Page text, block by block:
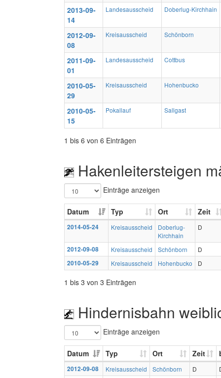
2013-09-
14
Landesausscheid Doberlug-Kirchhain
2012-09-
08
Kreisausscheid Schönborn
2011-09-
01
Landesausscheid Cottbus
2010-05-
29
Kreisausscheid Hohenbucko
2010-05-
15
Pokallauf Sallgast
1 bis 6 von 6 Einträgen
Hakenleitersteigen
Einträge anzeigen
Datum Typ Ort Zeit
2014-05-24 Kreisausscheid
Doberlug-
Kirchhain
D
2012-09-08 Kreisausscheid Schönborn
D
2010-05-29
Kreisausscheid Hohenbucko D
1 bis 3 von 3 Einträgen
Hindernisbahn
Einträge anzeigen
Datum Typ Ort Zeit
2012-09-08 Kreisausscheid Schönborn D